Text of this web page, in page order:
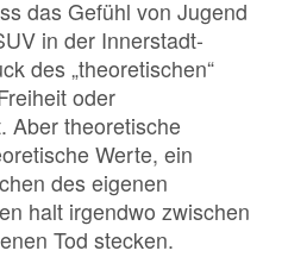
das Gefühl von Jugend
in der Innerstadt-
des „theoretischen“
oder
Aber theoretische
Werte, ein
des eigenen
halt irgendwo zwischen
Tod stecken.